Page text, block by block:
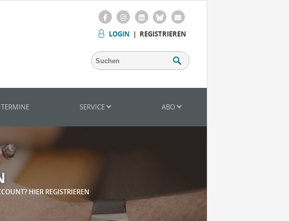
LOGIN | REGISTRIEREN
TERMINE SERVICE ABO
HIER REGISTRIEREN